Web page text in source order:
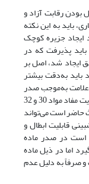
رقابت آزاد و
باید به این نکته
ایجاد جزیره کوچک
پذیرفت که در
ایجاد شد، اصل بر
باید به‌دقت بیشتر
علامت به‌موجب صدر
ماده 41 که مربوط به ابطال علامت به دلیل عدم رعایت مفاد مواد 30 و 32
حاضر است می‌تواند
قابلیت ابطال و
است در صدر ماده
اما در ذیل ماده
صرفاً به دلیل عدم